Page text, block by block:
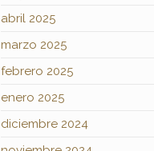
abril 2025
marzo 2025
febrero 2025
enero 2025
diciembre 2024